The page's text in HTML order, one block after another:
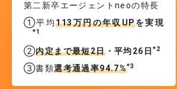
第二新卒エージェントneoの特長
①平均113万円の年収UPを実現
*1
②内定まで最短2日・平均26日*2
③書類選考通過率94.7%*3